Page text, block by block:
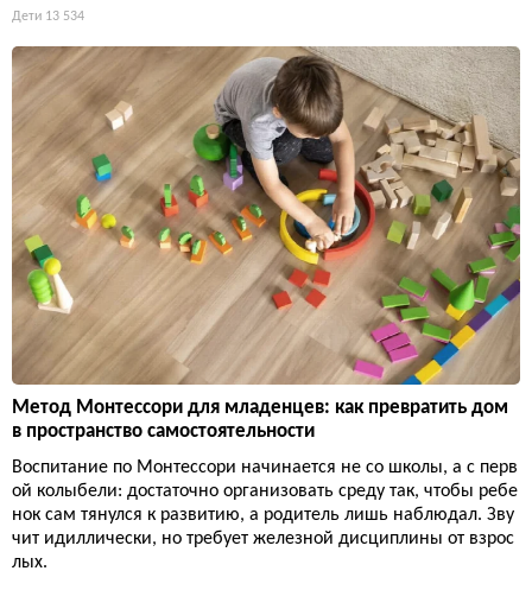
Дети 13 534
Метод Монтессори для младенцев: как превратить дом
в пространство самостоятельности
Воспитание по Монтессори начинается не со школы, а с перв
ой колыбели: достаточно организовать среду так, чтобы ребе
нок сам тянулся к развитию, а родитель лишь наблюдал. Зву
чит идиллически, но требует железной дисциплины от взрос
лых.